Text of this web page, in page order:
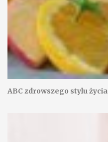
ABC zdrowszego stylu życia